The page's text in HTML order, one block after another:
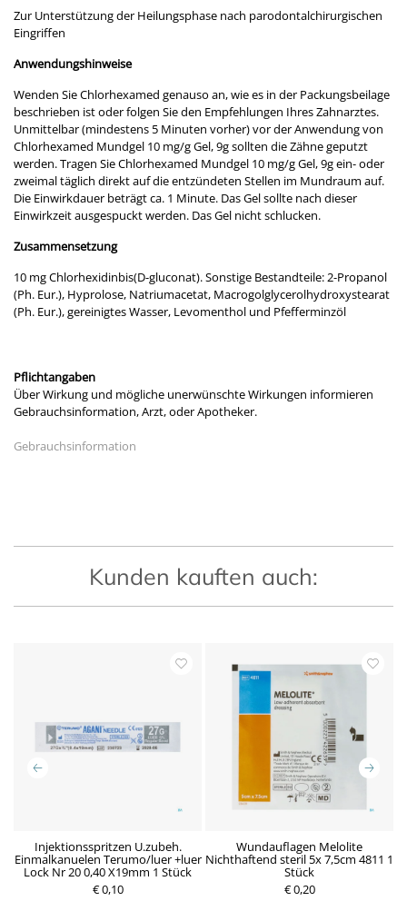
Zur Unterstützung der Heilungsphase nach parodontalchirurgischen
Eingriffen
Anwendungshinweise
Wenden Sie Chlorhexamed genauso an, wie es in der Packungsbeilage
beschrieben ist oder folgen Sie den Empfehlungen Ihres Zahnarztes.
Unmittelbar (mindestens 5 Minuten vorher) vor der Anwendung von
Chlorhexamed Mundgel 10 mg/g Gel, 9g sollten die Zähne geputzt
werden. Tragen Sie Chlorhexamed Mundgel 10 mg/g Gel, 9g ein- oder
zweimal täglich direkt auf die entzündeten Stellen im Mundraum auf.
Die Einwirkdauer beträgt ca. 1 Minute. Das Gel sollte nach dieser
Einwirkzeit ausgespuckt werden. Das Gel nicht schlucken.
Zusammensetzung
10 mg Chlorhexidinbis(D-gluconat). Sonstige Bestandteile: 2-Propanol
(Ph. Eur.), Hyprolose, Natriumacetat, Macrogolglycerolhydroxystearat
(Ph. Eur.), gereinigtes Wasser, Levomenthol und Pfefferminzöl
Pflichtangaben
Über Wirkung und mögliche unerwünschte Wirkungen informieren
Gebrauchsinformation, Arzt, oder Apotheker.
Gebrauchsinformation
Kunden kauften auch:
Injektionsspritzen U.zubeh.
Einmalkanuelen Terumo/luer +luer
Lock Nr 20 0,40 X19mm 1 Stück
€ 0,10
Wundauflagen Melolite
Nichthaftend steril 5x 7,5cm 4811 1
Stück
€ 0,20